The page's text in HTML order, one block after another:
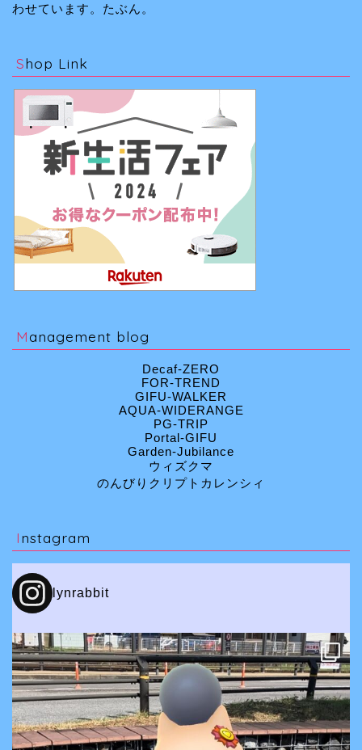
わせています。たぶん。
Shop Link
Management blog
Decaf-ZERO
FOR-TREND
GIFU-WALKER
AQUA-WIDERANGE
PG-TRIP
Portal-GIFU
Garden-Jubilance
ウィズクマ
のんびりクリプトカレンシィ
Instagram
lynrabbit